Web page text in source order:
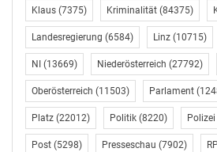
Erinnerungen mit nach Hause
ganz nebenbei auch lernen,
umzugehen, freut uns das umso
Zum Programm gehören unter
Posidonia-Workshops, Recycling-
Club Regatta oder die Aktion
der Kinder lernen, warum
Klaus (7375) Kriminalität (84375)
Landesregierung (6584) Linz (10715)
NI (13669) Niederösterreich (27792)
Oberösterreich (11503) Parlament
Platz (22012) Politik (8220) Polizei
Post (5298) Presseschau (7902) RP